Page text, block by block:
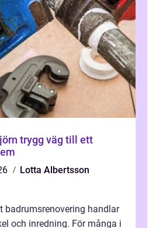
till ett
Lotta Albertsson
badrumsrenovering handlar
och inredning. För många i